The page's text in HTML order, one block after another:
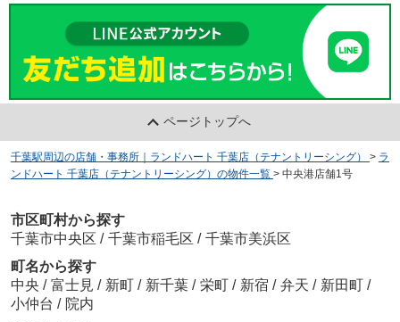
ページトップへ
千葉駅周辺の店舗・事務所｜ランドハート 千葉店（テナントリーシング） > ラ
ンドハート 千葉店（テナントリーシング）の物件一覧 > 中央港店舗1号
市区町村から探す
千葉市中央区 / 千葉市稲毛区 / 千葉市美浜区
町名から探す
中央 / 富士見 / 新町 / 新千葉 / 栄町 / 新宿 / 弁天 / 新田町 /
小仲台 / 院内